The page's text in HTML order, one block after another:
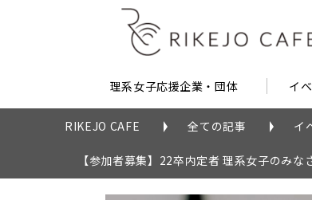
理系女子応援企業・団体 イ
RIKEJO CAFE 全ての記事 イ
【参加者募集】22卒内定者 理系女子のみ